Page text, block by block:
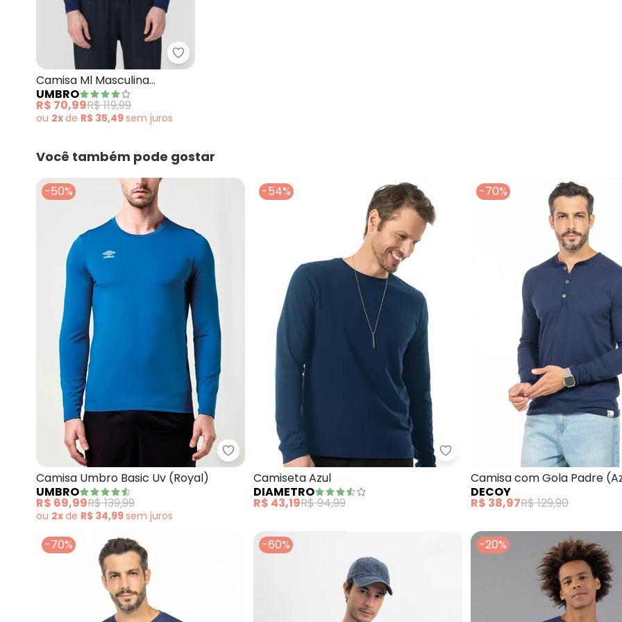
Umbro - Camisa Ml Masculina Diamond Touch Marinho
Camisa Ml Masculina
Diamond Touch Marinho
UMBRO
R$ 70,99R$ 119,99
ou 2xde R$ 35,49sem juros
Você também pode gostar
-50%
Umbro - Camisa Umbro Basic Uv (Royal)
Camisa Umbro Basic Uv (Royal)
UMBRO
R$ 69,99R$ 139,99
ou 2xde R$ 34,99sem juros
-54%
Diametro - Camiseta Azul
Camiseta Azul
DIAMETRO
R$ 43,19R$ 94,99
-70%
Camisa com Gola Padre
DECOY
R$ 38,97R$ 129,90
-70% -60% -20%